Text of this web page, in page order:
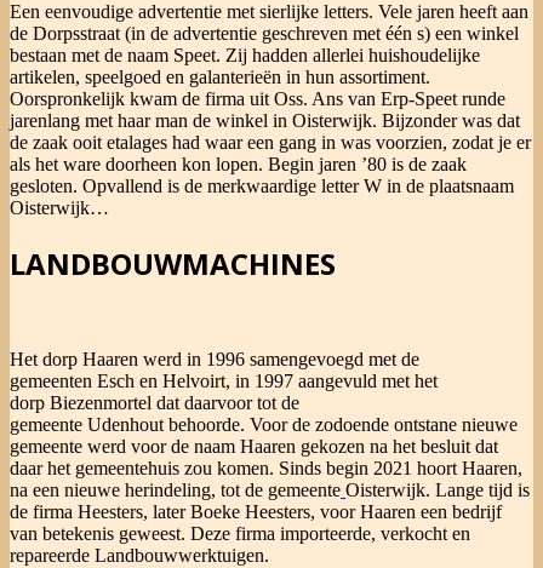
Een eenvoudige advertentie met sierlijke letters. Vele jaren heeft aan
de Dorpsstraat (in de advertentie geschreven met één s) een winkel
bestaan met de naam Speet. Zij hadden allerlei huishoudelijke
artikelen, speelgoed en galanterieën in hun assortiment.
Oorspronkelijk kwam de firma uit Oss. Ans van Erp-Speet runde
jarenlang met haar man de winkel in Oisterwijk. Bijzonder was dat
de zaak ooit etalages had waar een gang in was voorzien, zodat je er
als het ware doorheen kon lopen. Begin jaren ’80 is de zaak
gesloten. Opvallend is de merkwaardige letter W in de plaatsnaam
Oisterwijk…
LANDBOUWMACHINES
Het dorp Haaren werd in 1996 samengevoegd met de
gemeenten Esch en Helvoirt, in 1997 aangevuld met het
dorp Biezenmortel dat daarvoor tot de
gemeente Udenhout behoorde. Voor de zodoende ontstane nieuwe
gemeente werd voor de naam Haaren gekozen na het besluit dat
daar het gemeentehuis zou komen. Sinds begin 2021 hoort Haaren,
na een nieuwe herindeling, tot de gemeente Oisterwijk. Lange tijd is
de firma Heesters, later Boeke Heesters, voor Haaren een bedrijf
van betekenis geweest. Deze firma importeerde, verkocht en
repareerde Landbouwwerktuigen.